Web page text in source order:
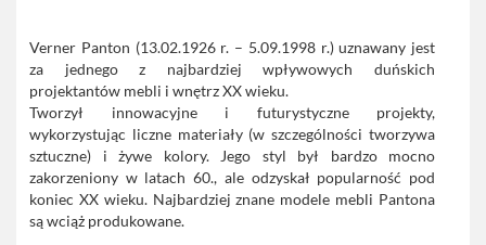
Verner Panton (13.02.1926 r. – 5.09.1998 r.) uznawany jest
za jednego z najbardziej wpływowych duńskich
projektantów mebli i wnętrz XX wieku.
Tworzył innowacyjne i futurystyczne projekty,
wykorzystując liczne materiały (w szczególności tworzywa
sztuczne) i żywe kolory. Jego styl był bardzo mocno
zakorzeniony w latach 60., ale odzyskał popularność pod
koniec XX wieku. Najbardziej znane modele mebli Pantona
są wciąż produkowane.